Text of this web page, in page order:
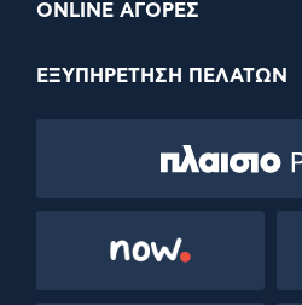
ONLINE ΑΓΟΡΕΣ
ΕΞΥΠΗΡΕΤΗΣΗ ΠΕΛΑΤΩΝ